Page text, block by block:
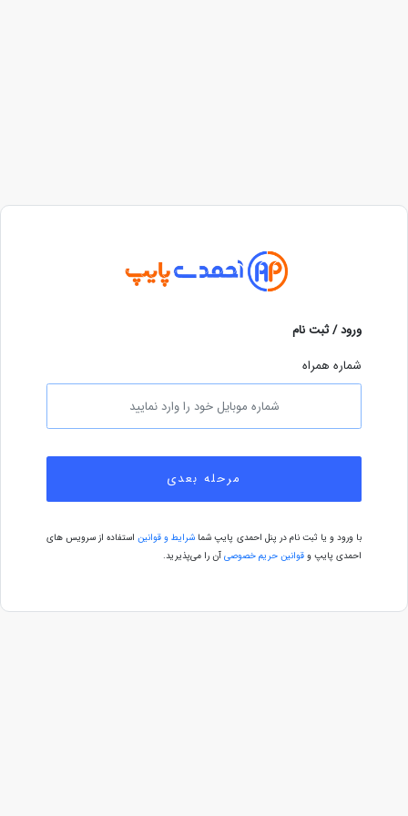
ورود / ثبت نام
شماره همراه
مرحله بعدی
با ورود و یا ثبت نام در پنل احمدی پایپ شما شرایط و قوانین استفاده از سرویس های
احمدی پایپ و قوانین حریم خصوصی آن را می‌پذیرید.